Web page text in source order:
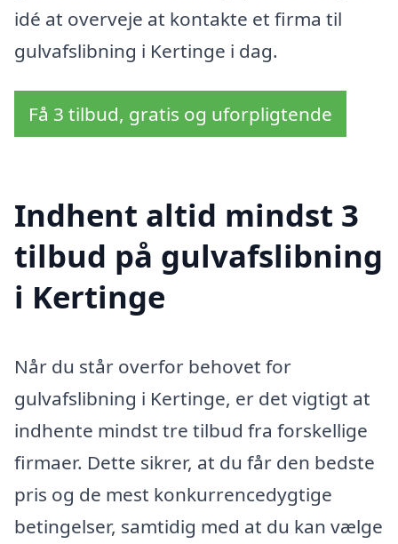
idé at overveje at kontakte et firma til
gulvafslibning i Kertinge i dag.
Få 3 tilbud, gratis og uforpligtende
Indhent altid mindst 3
tilbud på gulvafslibning
i Kertinge
Når du står overfor behovet for
gulvafslibning i Kertinge, er det vigtigt at
indhente mindst tre tilbud fra forskellige
firmaer. Dette sikrer, at du får den bedste
pris og de mest konkurrencedygtige
betingelser, samtidig med at du kan vælge